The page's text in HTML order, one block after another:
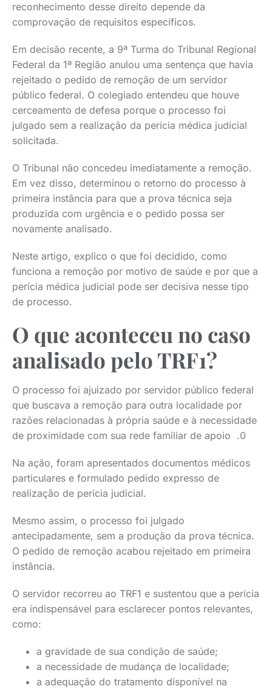
reconhecimento desse direito depende da
comprovação de requisitos específicos.
Em decisão recente, a 9ª Turma do Tribunal Regional
Federal da 1ª Região anulou uma sentença que havia
rejeitado o pedido de remoção de um servidor
público federal. O colegiado entendeu que houve
cerceamento de defesa porque o processo foi
julgado sem a realização da perícia médica judicial
solicitada.
O Tribunal não concedeu imediatamente a remoção.
Em vez disso, determinou o retorno do processo à
primeira instância para que a prova técnica seja
produzida com urgência e o pedido possa ser
novamente analisado.
Neste artigo, explico o que foi decidido, como
funciona a remoção por motivo de saúde e por que a
perícia médica judicial pode ser decisiva nesse tipo
de processo.
O que aconteceu no caso
analisado pelo TRF1?
O processo foi ajuizado por servidor público federal
que buscava a remoção para outra localidade por
razões relacionadas à própria saúde e à necessidade
de proximidade com sua rede familiar de apoio .0
Na ação, foram apresentados documentos médicos
particulares e formulado pedido expresso de
realização de perícia judicial.
Mesmo assim, o processo foi julgado
antecipadamente, sem a produção da prova técnica.
O pedido de remoção acabou rejeitado em primeira
instância.
O servidor recorreu ao TRF1 e sustentou que a perícia
era indispensável para esclarecer pontos relevantes,
como:
a gravidade de sua condição de saúde;
a necessidade de mudança de localidade;
a adequação do tratamento disponível na